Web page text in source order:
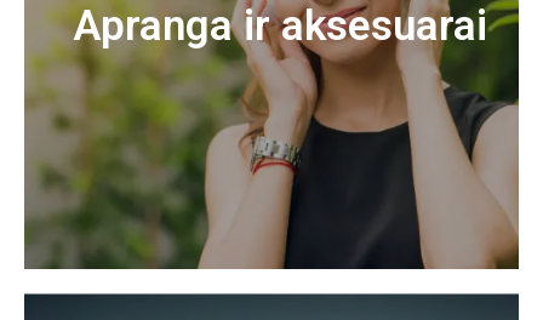
Apranga ir aksesuarai